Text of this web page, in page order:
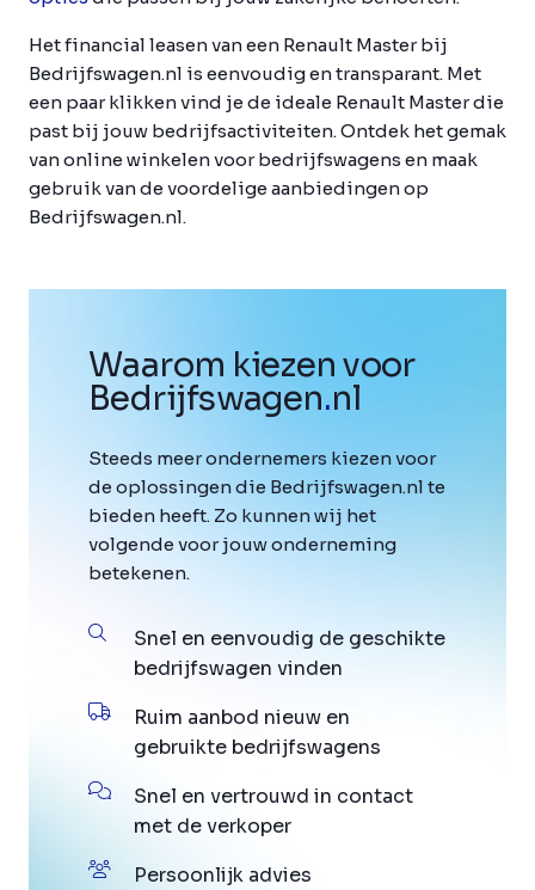
Het financial leasen van een Renault Master bij
Bedrijfswagen.nl is eenvoudig en transparant. Met
een paar klikken vind je de ideale Renault Master die
past bij jouw bedrijfsactiviteiten. Ontdek het gemak
van online winkelen voor bedrijfswagens en maak
gebruik van de voordelige aanbiedingen op
Bedrijfswagen.nl.
Waarom kiezen voor
Bedrijfswagen.nl
Steeds meer ondernemers kiezen voor
de oplossingen die Bedrijfswagen.nl te
bieden heeft. Zo kunnen wij het
volgende voor jouw onderneming
betekenen.
Snel en eenvoudig de geschikte
bedrijfswagen vinden
Ruim aanbod nieuw en
gebruikte bedrijfswagens
Snel en vertrouwd in contact
met de verkoper
Persoonlijk advies